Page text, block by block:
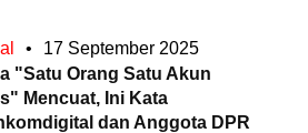
•
17 September 2025
"Satu Orang Satu Akun
Mencuat, Ini Kata
dan Anggota DPR